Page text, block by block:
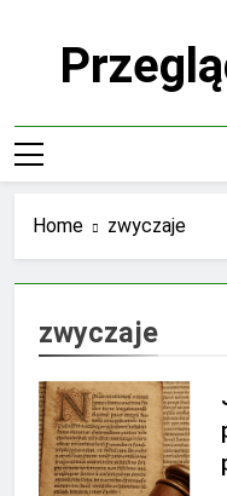
Home zwyczaje
zwyczaje